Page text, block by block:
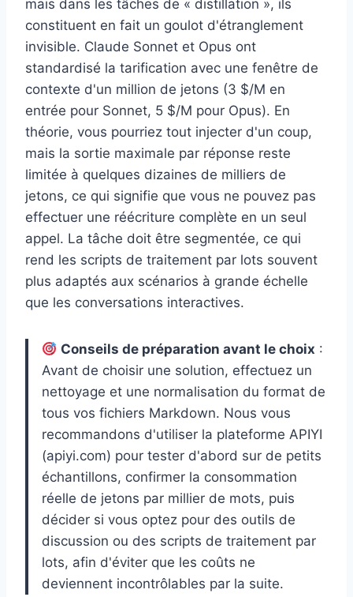
mais dans les tâches de « distillation », ils
constituent en fait un goulot d'étranglement
invisible. Claude Sonnet et Opus ont
standardisé la tarification avec une fenêtre de
contexte d'un million de jetons (3 $/M en
entrée pour Sonnet, 5 $/M pour Opus). En
théorie, vous pourriez tout injecter d'un coup,
mais la sortie maximale par réponse reste
limitée à quelques dizaines de milliers de
jetons, ce qui signifie que vous ne pouvez pas
effectuer une réécriture complète en un seul
appel. La tâche doit être segmentée, ce qui
rend les scripts de traitement par lots souvent
plus adaptés aux scénarios à grande échelle
que les conversations interactives.
Conseils de préparation avant le choix :
Avant de choisir une solution, effectuez un
nettoyage et une normalisation du format de
tous vos fichiers Markdown. Nous vous
recommandons d'utiliser la plateforme APIYI
(apiyi.com) pour tester d'abord sur de petits
échantillons, confirmer la consommation
réelle de jetons par millier de mots, puis
décider si vous optez pour des outils de
discussion ou des scripts de traitement par
lots, afin d'éviter que les coûts ne
deviennent incontrôlables par la suite.